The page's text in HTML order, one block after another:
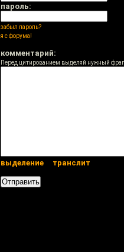
пароль:
забыл пароль?
я с форума!
комментарий:
Перед цитированием выделяй нужный
выделение транслит